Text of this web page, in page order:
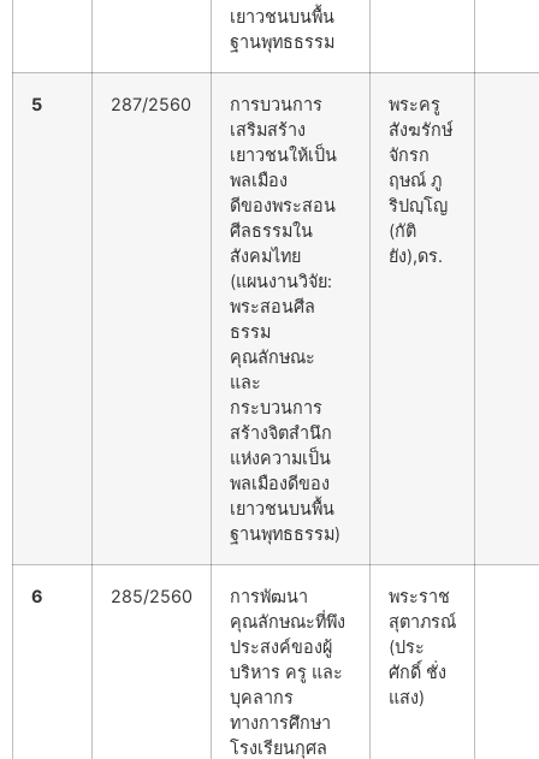
เยาวชนบนพื้น
ฐานพุทธธรรม
5 287/2560
การบวนการ
เสริมสร้าง
เยาวชนให้เป็น
พลเมือง
ดีของพระสอน
ศีลธรรมใน
สังคมไทย
(แผนงานวิจัย:
พระสอนศีล
ธรรม
คุณลักษณะ
และ
กระบวนการ
สร้างจิตสำนึก
แห่งความเป็น
พลเมืองดีของ
เยาวชนบนพื้น
ฐานพุทธธรรม)
พระครู
สังฆรักษ์
จักรก
ฤษณ์ ภู
ริปญฺโญ
(กัติ
ยัง),ดร.
6 285/2560
การพัฒนา
คุณลักษณะที่พึง
ประสงค์ของผู้
บริหาร ครู และ
บุคลากร
ทางการศึกษา
โรงเรียนกุศล
พระราช
สุตาภรณ์
(ประ
ศักดิ์ ชั่ง
แสง)